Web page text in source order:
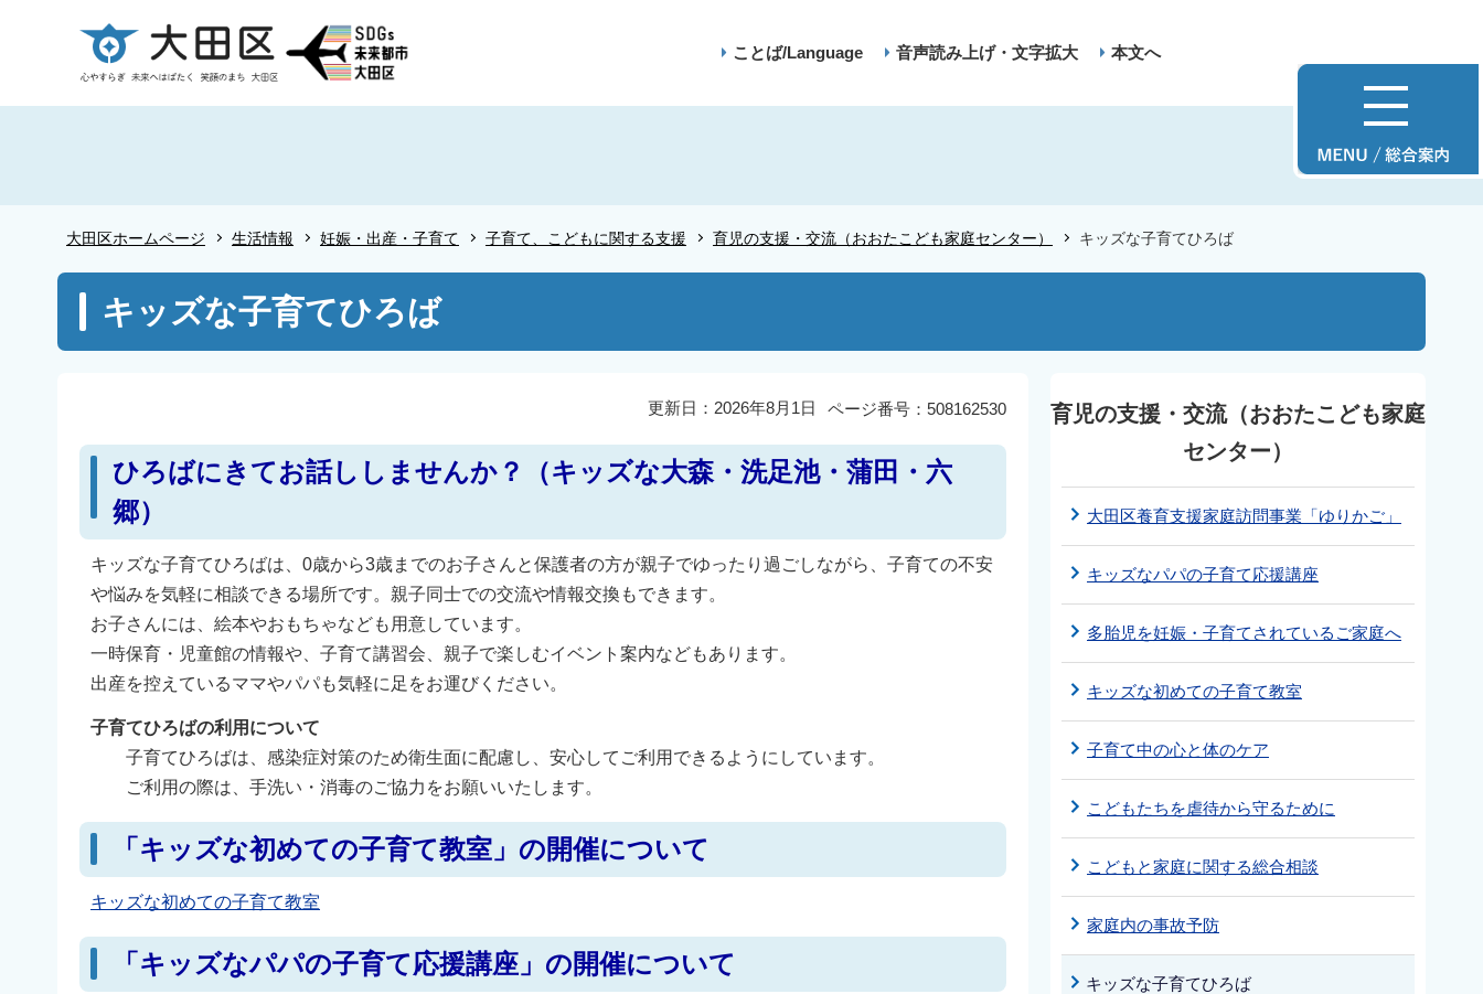
ー
ことば/Language 音声読み上げ・文字拡大 本文へ
大田区ホームページ 生活情報 妊娠・出産・子育て 子育て、こどもに関する支援 育児の支援・交流（おおたこども家庭センター） キッズな子育てひろば
こ
キッズな子育てひろば
ページ番号：508162530
更新日：2026年8月1日
ひろばにきてお話ししませんか？（キッズな大森・洗足池・蒲田・六
郷）
キッズな子育てひろばは、0歳から3歳までのお子さんと保護者の方が親子でゆったり過ごしながら、子育ての不安
や悩みを気軽に相談できる場所です。親子同士での交流や情報交換もできます。
お子さんには、絵本やおもちゃなども用意しています。
一時保育・児童館の情報や、子育て講習会、親子で楽しむイベント案内などもあります。
出産を控えているママやパパも気軽に足をお運びください。
子育てひろばの利用について
子育てひろばは、感染症対策のため衛生面に配慮し、安心してご利用できるようにしています。
ご利用の際は、手洗い・消毒のご協力をお願いいたします。
「キッズな初めての子育て教室」の開催について
キッズな初めての子育て教室
「キッズなパパの子育て応援講座」の開催について
育児の支援・交流（おおたこども家庭
センター）
大田区養育支援家庭訪問事業「ゆりかご」
キッズなパパの子育て応援講座
多胎児を妊娠・子育てされているご家庭へ
キッズな初めての子育て教室
子育て中の心と体のケア
こどもたちを虐待から守るために
こどもと家庭に関する総合相談
家庭内の事故予防
キッズな子育てひろば